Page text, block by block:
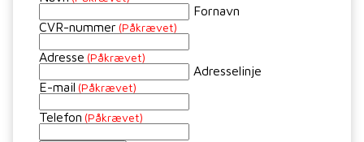
Fornavn
CVR-nummer (Påkrævet)
Adresse (Påkrævet)
Adresselinje
E-mail (Påkrævet)
Telefon (Påkrævet)